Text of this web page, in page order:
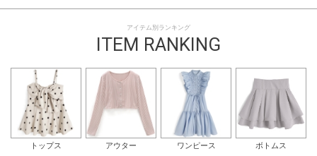
アイテム別ランキング
ITEM RANKING
トップス アウター ワンピース ボトムス